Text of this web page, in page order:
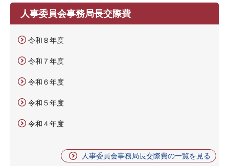
人事委員会事務局長交際費
令和８年度
令和７年度
令和６年度
令和５年度
令和４年度
人事委員会事務局長交際費の一覧を見る